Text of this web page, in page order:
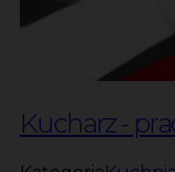
Kucharz -